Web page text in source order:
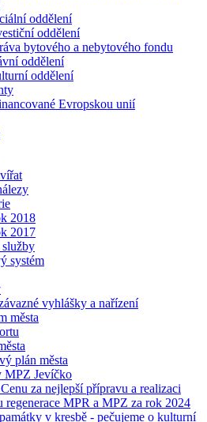
oddělení
oddělení
bytového a nebytového fondu
oddělení
oddělení
Evropskou unií
2018
2017
služby
systém
vyhlášky a nařízení
města
plán města
MPZ Jevíčko
za nejlepší přípravu a realizaci
regenerace MPR a MPZ za rok 2024
v kresbě - pečujeme o kulturní